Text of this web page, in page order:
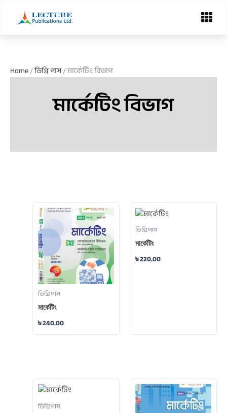
Menu
Home/ডিগ্রি পাস/ মার্কেটিং বিভাগ
মার্কেটিং বিভাগ
ডিগ্রি পাস
মার্কেটিং
৳240.00
ডিগ্রি পাস
মার্কেটিং
৳220.00
ডিগ্রি পাস